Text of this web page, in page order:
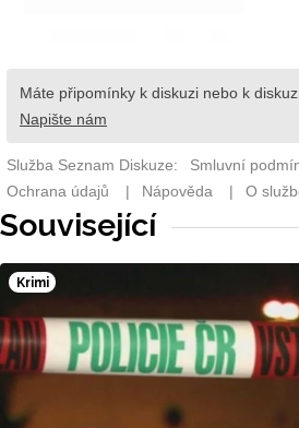
Související
Krimi